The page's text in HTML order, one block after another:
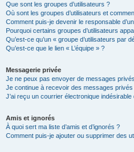
Que sont les groupes d’utilisateurs ?
Où sont les groupes d’utilisateurs et
Comment puis-je devenir le responsable
Pourquoi certains groupes d’utilisateurs
Qu’est-ce qu’un « groupe d’utilisateurs par
Qu’est-ce que le lien « L’équipe » ?
Messagerie privée
Je ne peux pas envoyer de messages
Je continue à recevoir des messages privés
J’ai reçu un courrier électronique
Amis et ignorés
À quoi sert ma liste d’amis et d’ignorés ?
Comment puis-je ajouter ou supprimer des